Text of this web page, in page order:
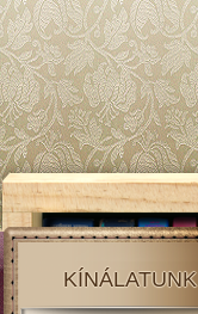
KÍNÁLATUNK